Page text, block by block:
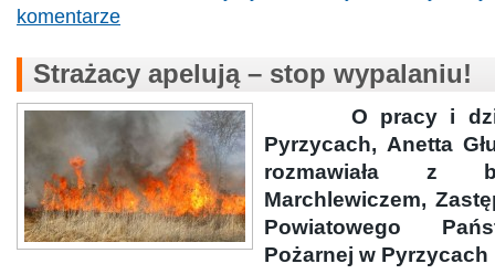
komentarze
Strażacy apelują – stop wypalaniu!
O pracy i
Pyrzycach, Anetta
rozmawiała z
Marchlewiczem,
Powiatowego
Pożarnej w Pyrzycach